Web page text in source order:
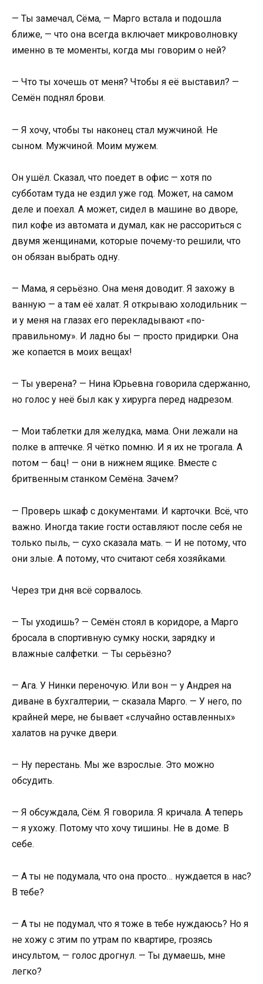
— Ты замечал, Сёма, — Марго встала и подошла
ближе, — что она всегда включает микроволновку
именно в те моменты, когда мы говорим о ней?
— Что ты хочешь от меня? Чтобы я её выставил? —
Семён поднял брови.
— Я хочу, чтобы ты наконец стал мужчиной. Не
сыном. Мужчиной. Моим мужем.
Он ушёл. Сказал, что поедет в офис — хотя по
субботам туда не ездил уже год. Может, на самом
деле и поехал. А может, сидел в машине во дворе,
пил кофе из автомата и думал, как не рассориться с
двумя женщинами, которые почему-то решили, что
он обязан выбрать одну.
— Мама, я серьёзно. Она меня доводит. Я захожу в
ванную — а там её халат. Я открываю холодильник —
и у меня на глазах его перекладывают «по-
правильному». И ладно бы — просто придирки. Она
же копается в моих вещах!
— Ты уверена? — Нина Юрьевна говорила сдержанно,
но голос у неё был как у хирурга перед надрезом.
— Мои таблетки для желудка, мама. Они лежали на
полке в аптечке. Я чётко помню. И я их не трогала. А
потом — бац! — они в нижнем ящике. Вместе с
бритвенным станком Семёна. Зачем?
— Проверь шкаф с документами. И карточки. Всё, что
важно. Иногда такие гости оставляют после себя не
только пыль, — сухо сказала мать. — И не потому, что
они злые. А потому, что считают себя хозяйками.
Через три дня всё сорвалось.
— Ты уходишь? — Семён стоял в коридоре, а Марго
бросала в спортивную сумку носки, зарядку и
влажные салфетки. — Ты серьёзно?
— Ага. У Нинки переночую. Или вон — у Андрея на
диване в бухгалтерии, — сказала Марго. — У него, по
крайней мере, не бывает «случайно оставленных»
халатов на ручке двери.
— Ну перестань. Мы же взрослые. Это можно
обсудить.
— Я обсуждала, Сём. Я говорила. Я кричала. А теперь
— я ухожу. Потому что хочу тишины. Не в доме. В
себе.
— А ты не подумала, что она просто… нуждается в нас?
В тебе?
— А ты не подумал, что я тоже в тебе нуждаюсь? Но я
не хожу с этим по утрам по квартире, грозясь
инсультом, — голос дрогнул. — Ты думаешь, мне
легко?